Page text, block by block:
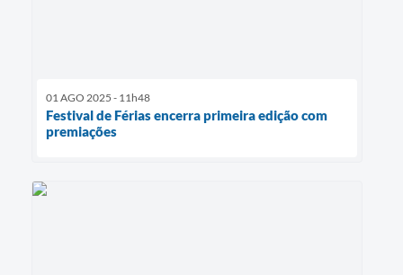
01 AGO 2025 - 11h48
Festival de Férias encerra primeira edição com
premiações